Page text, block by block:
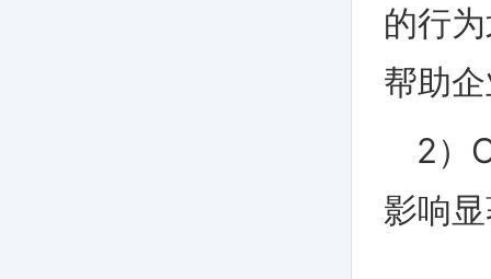
的行
帮助
2）
影响